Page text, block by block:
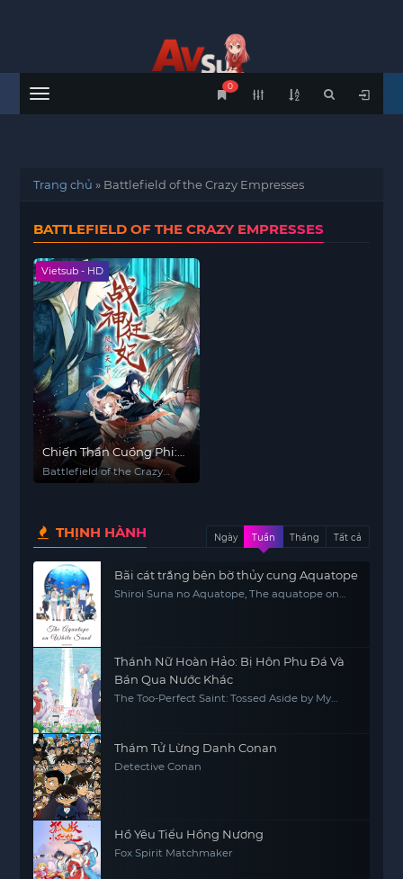
Menu
0
Trang chủ » Battlefield of the Crazy Empresses
BATTLEFIELD OF THE CRAZY EMPRESSES
Vietsub - HD
Chiến Thần Cuồng Phi:
Phụng Khinh Thiên Hạ
Battlefield of the Crazy
THỊNH HÀNH Ngày Tuần Tháng Tất cả
Bãi cát trắng bên bờ thủy cung Aquatope
Shiroi Suna no Aquatope, The aquatope on
Thánh Nữ Hoàn Hảo: Bị Hôn Phu Đá Và
Bán Qua Nước Khác
The Too-Perfect Saint: Tossed Aside by My
Thám Tử Lừng Danh Conan
Detective Conan
Hồ Yêu Tiểu Hồng Nương
Fox Spirit Matchmaker